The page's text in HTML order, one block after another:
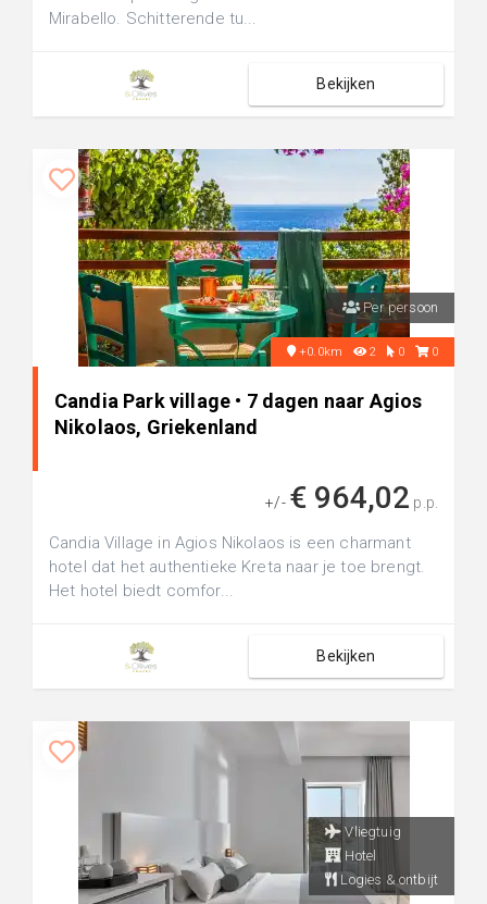
Mirabello. Schitterende tu...
Bekijken
Per persoon
+0.0km 2 0 0
Candia Park village • 7 dagen naar Agios
Nikolaos, Griekenland
+/- € 964,02 p.p.
Candia Village in Agios Nikolaos is een charmant
hotel dat het authentieke Kreta naar je toe brengt.
Het hotel biedt comfor...
Bekijken
Vliegtuig
Hotel
Logies & ontbijt